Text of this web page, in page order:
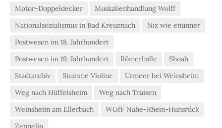
Motor-Doppeldecker
Muskalienhandlung Wolff
Nationalsozialismus in Bad Kreuznach
Nix wie enunner
Postwesen im 18. Jahrhundert
Postwesen im 19. Jahrhundert
Römerhalle
Shoah
Stadtarchiv
Stumme Violine
Urmeer bei Weinsheim
Weg nach Hüffelsheim
Weg nach Traisen
Weinsheim am Ellerbach
WGfF Nahe-Rhein-Hunsrück
Zeppelin